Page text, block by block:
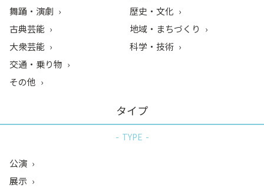
舞踊・演劇
古典芸能
大衆芸能
歴史・文化
地域・まちづくり
科学・技術
交通・乗り物
その他
タイプ
TYPE
公演
展示